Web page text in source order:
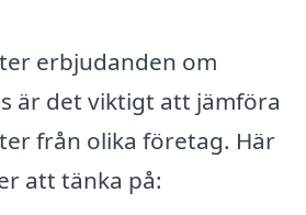
erbjudanden om
är det viktigt att jämföra
från olika företag. Här
att tänka på: